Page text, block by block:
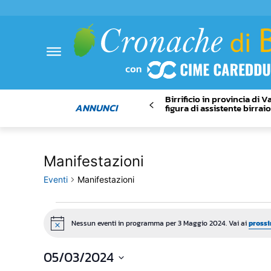
ANNUNCI
Birrificio in provincia di
figura di assistente
Manifestazioni
Eventi Manifestazioni
Eventi
for
3
Notice Nessun eventi in programma per 3 Maggio 2024. Vai ai
05/03/2024